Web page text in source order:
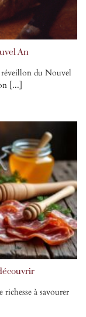
An
réveillon du Nouvel
[...]
richesse à savourer